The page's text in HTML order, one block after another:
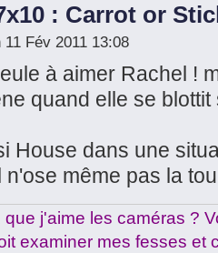
: Carrot or
11 Fév 2011 13:08
à aimer Rachel !
quand elle se
House dans une
même pas la
j'aime les caméras ?
examiner mes fesses et